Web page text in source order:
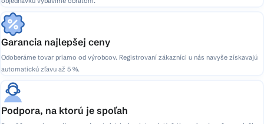
Garancia najlepšej ceny
Odoberáme tovar priamo od výrobcov. Registrovaní zákazníci u nás navyše získavajú
automatickú zľavu až 5 %.
Podpora, na ktorú je spoľah